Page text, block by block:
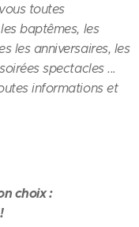
toutes
baptêmes, les
les anniversaires, les
spectacles ...
informations et
choix :